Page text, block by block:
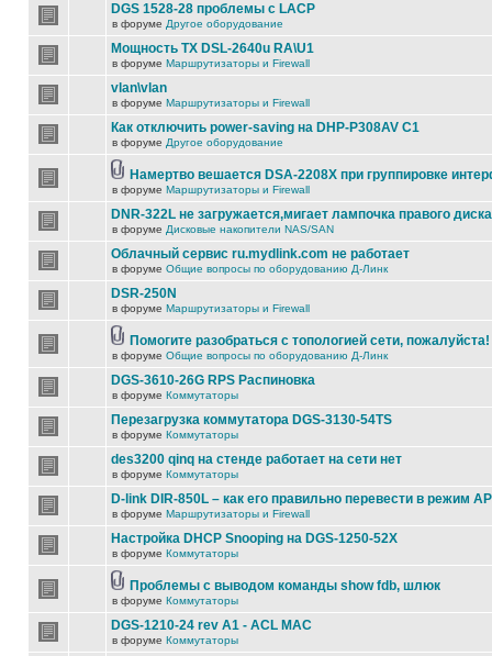
DGS 1528-28 проблемы с LACP
в форуме Другое оборудование
Мощность TX DSL-2640u RA\U1
в форуме Маршрутизаторы и Firewall
vlan\vlan
в форуме Маршрутизаторы и Firewall
Как отключить power-saving на DHP-P308AV C1
в форуме Другое оборудование
Намертво вешается DSA-2208X при группировке
в форуме Маршрутизаторы и Firewall
DNR-322L не загружается,мигает лампочка правого диска
в форуме Дисковые накопители NAS/SAN
Облачный сервис ru.mydlink.com не работает
в форуме Общие вопросы по оборудованию Д-Линк
DSR-250N
в форуме Маршрутизаторы и Firewall
Помогите разобраться с топологией сети, пожалуйста!
в форуме Общие вопросы по оборудованию Д-Линк
DGS-3610-26G RPS Распиновка
в форуме Коммутаторы
Перезагрузка коммутатора DGS-3130-54TS
в форуме Коммутаторы
des3200 qinq на стенде работает на сети нет
в форуме Коммутаторы
D-link DIR-850L – как его правильно перевести в режим
в форуме Маршрутизаторы и Firewall
Настройка DHCP Snooping на DGS-1250-52X
в форуме Коммутаторы
Проблемы с выводом команды show fdb, шлюк
в форуме Коммутаторы
DGS-1210-24 rev A1 - ACL MAC
в форуме Коммутаторы